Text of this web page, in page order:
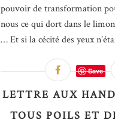
pouvoir de transformation
nous ce qui dort dans le
… Et si la cécité des yeux
Save
LETTRE AUX
TOUS POILS ET